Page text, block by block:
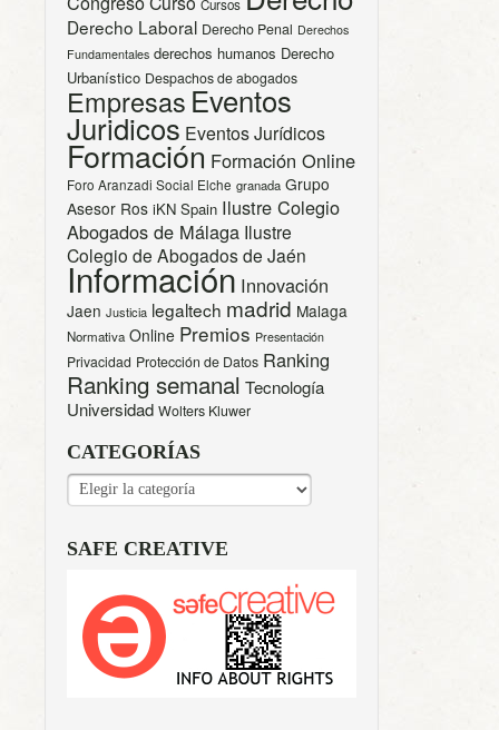
Cursos
Derecho Laboral Derecho Penal Derechos
Fundamentales derechos humanos Derecho
Urbanístico Despachos de abogados
Empresas Eventos
Juridicos Eventos Jurídicos
Formación Formación Online
Foro Aranzadi Social Elche granada Grupo
Asesor Ros iKN Spain Ilustre Colegio
Abogados de Málaga Ilustre
Colegio de Abogados de Jaén
Información Innovación
Jaen Justicia legaltech madrid Malaga
Normativa Online Premios Presentación
Privacidad Protección de Datos Ranking
Ranking semanal Tecnología
Universidad Wolters Kluwer
CATEGORÍAS
CATEGORÍAS
SAFE CREATIVE